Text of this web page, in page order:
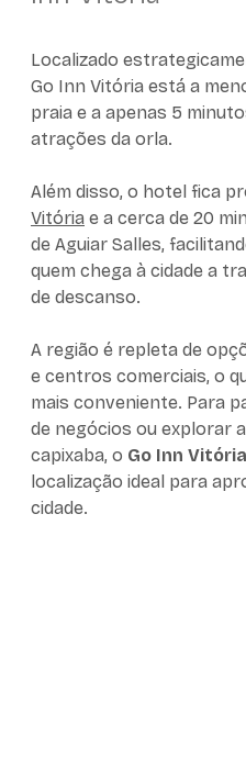
Localizado
Go Inn Vitória está a
praia e a apenas 5
atrações da orla.
Além disso, o hotel fica
Vitória e a cerca de 20
de Aguiar Salles,
quem chega à cidade a
de descanso.
A região é repleta de
e centros comerciais, o
mais conveniente. Para
de negócios ou explorar
capixaba, o Go Inn
localização ideal para
cidade.